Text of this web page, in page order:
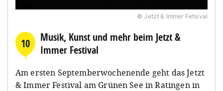
© Jetzt & Immer Fetsival
10
Musik, Kunst und mehr beim Jetzt &
Immer Festival
Am ersten Septemberwochenende geht das Jetzt
& Immer Festival am Grünen See in Ratingen in